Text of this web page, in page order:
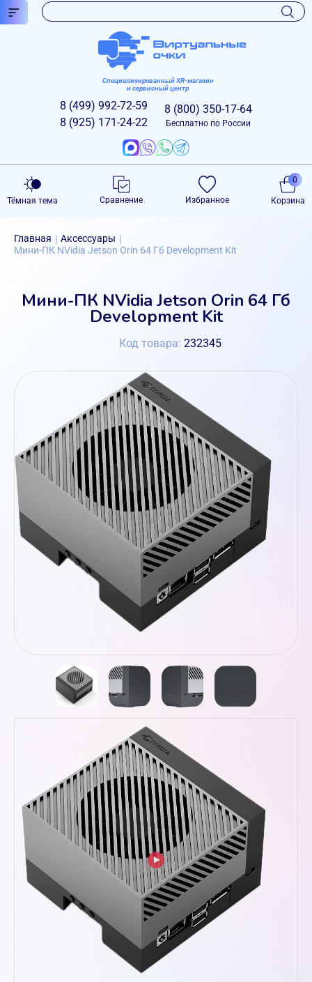
Специализированный XR-магазин
и сервисный центр
8 (499) 992-72-59
8 (925) 171-24-22
8 (800) 350-17-64
Бесплатно по России
Тёмная тема Сравнение Избранное Корзина
0
Главная | Аксессуары |
Мини-ПК NVidia Jetson Orin 64 Гб Development Kit
Мини-ПК NVidia Jetson Orin 64 Гб
Development Kit
Код товара: 232345